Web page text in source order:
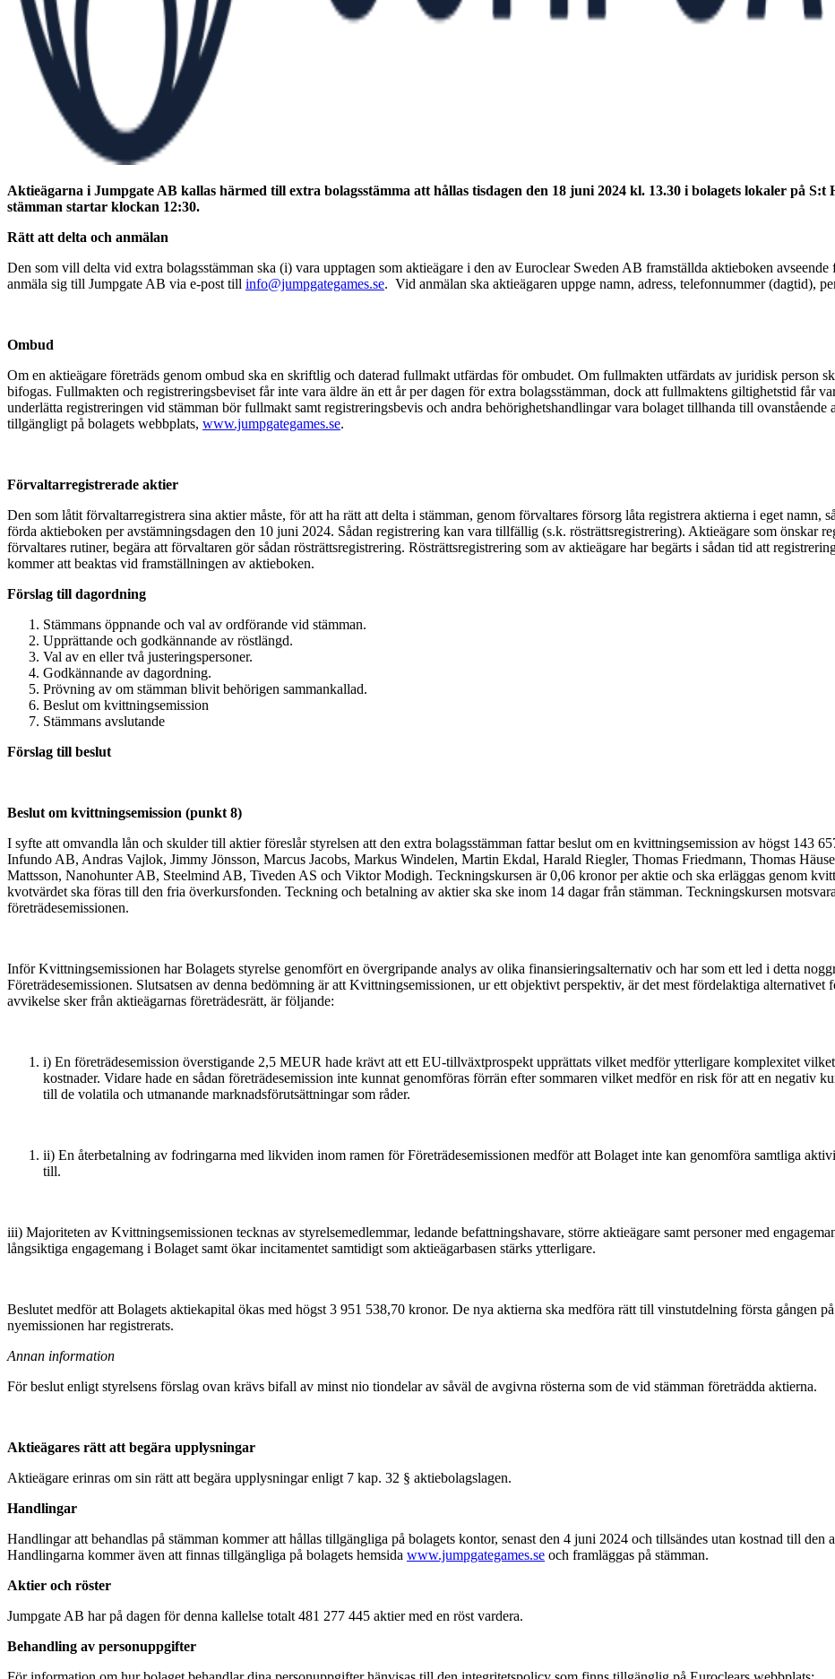
Aktieägarna i Jumpgate AB kallas härmed till extra bolagsstämma att hållas tisdagen den 18 juni 2024 kl. 13.30 i bolagets lokaler på
stämman startar klockan 12:30.
Rätt att delta och anmälan
Den som vill delta vid extra bolagsstämman ska (i) vara upptagen som aktieägare i den av Euroclear Sweden AB framställda aktieboken
anmäla sig till Jumpgate AB via e-post till info@jumpgategames.se. Vid anmälan ska aktieägaren uppge namn, adress, telefonnummer (dagtid),
Ombud
Om en aktieägare företräds genom ombud ska en skriftlig och daterad fullmakt utfärdas för ombudet. Om fullmakten utfärdats av juridisk person
bifogas. Fullmakten och registreringsbeviset får inte vara äldre än ett år per dagen för extra bolagsstämman, dock att fullmaktens giltighetstid får
underlätta registreringen vid stämman bör fullmakt samt registreringsbevis och andra behörighetshandlingar vara bolaget tillhanda till
tillgängligt på bolagets webbplats, www.jumpgategames.se.
Förvaltarregistrerade aktier
Den som låtit förvaltarregistrera sina aktier måste, för att ha rätt att delta i stämman, genom förvaltares försorg låta registrera aktierna i eget namn,
förda aktieboken per avstämningsdagen den 10 juni 2024. Sådan registrering kan vara tillfällig (s.k. rösträttsregistrering). Aktieägare som önskar
förvaltares rutiner, begära att förvaltaren gör sådan rösträttsregistrering. Rösträttsregistrering som av aktieägare har begärts i sådan tid att
kommer att beaktas vid framställningen av aktieboken.
Förslag till dagordning
Stämmans öppnande och val av ordförande vid stämman.
Upprättande och godkännande av röstlängd.
Val av en eller två justeringspersoner.
Godkännande av dagordning.
Prövning av om stämman blivit behörigen sammankallad.
Beslut om kvittningsemission
Stämmans avslutande
Förslag till beslut
Beslut om kvittningsemission (punkt 8)
I syfte att omvandla lån och skulder till aktier föreslår styrelsen att den extra bolagsstämman fattar beslut om en kvittningsemission av högst 143
Infundo AB, Andras Vajlok, Jimmy Jönsson, Marcus Jacobs, Markus Windelen, Martin Ekdal, Harald Riegler, Thomas Friedmann, Thomas
Mattsson, Nanohunter AB, Steelmind AB, Tiveden AS och Viktor Modigh. Teckningskursen är 0,06 kronor per aktie och ska erläggas genom
kvotvärdet ska föras till den fria överkursfonden. Teckning och betalning av aktier ska ske inom 14 dagar från stämman. Teckningskursen
företrädesemissionen.
Inför Kvittningsemissionen har Bolagets styrelse genomfört en övergripande analys av olika finansieringsalternativ och har som ett led i detta
Företrädesemissionen. Slutsatsen av denna bedömning är att Kvittningsemissionen, ur ett objektivt perspektiv, är det mest fördelaktiga
avvikelse sker från aktieägarnas företrädesrätt, är följande:
i) En företrädesemission överstigande 2,5 MEUR hade krävt att ett EU-tillväxtprospekt upprättats vilket medför ytterligare komplexitet
kostnader. Vidare hade en sådan företrädesemission inte kunnat genomföras förrän efter sommaren vilket medför en risk för att en negativ
till de volatila och utmanande marknadsförutsättningar som råder.
ii) En återbetalning av fodringarna med likviden inom ramen för Företrädesemissionen medför att Bolaget inte kan genomföra samtliga
till.
iii) Majoriteten av Kvittningsemissionen tecknas av styrelsemedlemmar, ledande befattningshavare, större aktieägare samt personer med
långsiktiga engagemang i Bolaget samt ökar incitamentet samtidigt som aktieägarbasen stärks ytterligare.
Beslutet medför att Bolagets aktiekapital ökas med högst 3 951 538,70 kronor. De nya aktierna ska medföra rätt till vinstutdelning första gången
nyemissionen har registrerats.
Annan information
För beslut enligt styrelsens förslag ovan krävs bifall av minst nio tiondelar av såväl de avgivna rösterna som de vid stämman företrädda aktierna.
Aktieägares rätt att begära upplysningar
Aktieägare erinras om sin rätt att begära upplysningar enligt 7 kap. 32 § aktiebolagslagen.
Handlingar
Handlingar att behandlas på stämman kommer att hållas tillgängliga på bolagets kontor, senast den 4 juni 2024 och tillsändes utan kostnad till den
Handlingarna kommer även att finnas tillgängliga på bolagets hemsida www.jumpgategames.se och framläggas på stämman.
Aktier och röster
Jumpgate AB har på dagen för denna kallelse totalt 481 277 445 aktier med en röst vardera.
Behandling av personuppgifter